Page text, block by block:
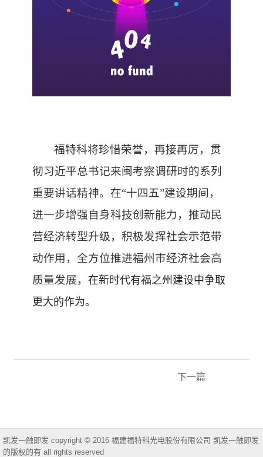
福特科将珍惜荣誉，再接再厉， 贯
彻习近平总书记来闽考察调研时的系列
重要讲话精神。 在“十四五”建设期间 ，
进一步增强 自身科技创新能力，推动民
营经济转型升级， 积极发挥社会示范带
动作用， 全方位推进福州市经济社会高
质量发展， 在新时代有福之州建设中争取
更大的作为。
下一篇
凯发一触即发 copyright © 2016 福建福特科光电股份有限公司 凯发一触即发
的版权的有 all rights reserved